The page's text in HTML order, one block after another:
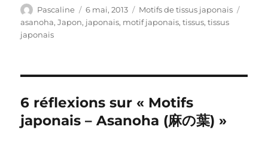
e
b
o
t
e
r
i
l
Auteur
Pascaline
Publié
le
6 mai, 2013 Catégories
Motifs de tissus japonais
asanoha,Japon, japonais, motif japonais,tissus,tissus
japonais
6 réflexions sur « Motifs
japonais – Asanoha (麻の葉) »